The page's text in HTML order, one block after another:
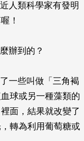
人類科學家有發明
！
辦到的？
一些叫做「三角褐
球或另一種藻類的
面，結果就改變了
轉為利用葡萄糖或